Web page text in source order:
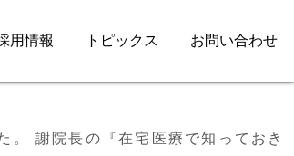
用情報 トピックス お問い合わせ
。 謝院長の『在宅医療で知っておき